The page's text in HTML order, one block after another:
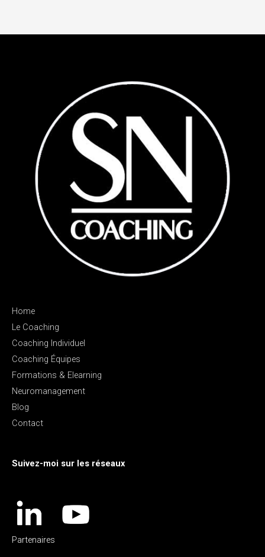
Home
Le Coaching
Coaching Individuel
Coaching Équipes
Formations & Elearning
Neuromanagement
Blog
Contact
Suivez-moi sur les réseaux
Partenaires